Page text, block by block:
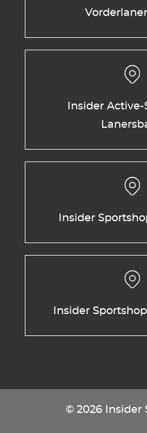
Insider
Insider
Insider
© 2026 Insider